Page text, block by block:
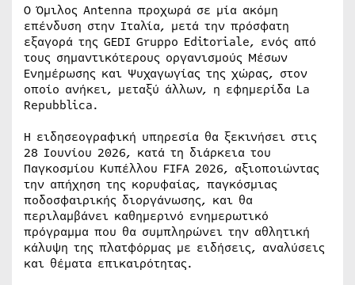
Ο Όμιλος Antenna προχωρά σε μία ακόμη
επένδυση στην Ιταλία, μετά την πρόσφατη
εξαγορά της GEDI Gruppo Editoriale, ενός από
τους σημαντικότερους οργανισμούς Μέσων
Ενημέρωσης και Ψυχαγωγίας της χώρας, στον
οποίο ανήκει, μεταξύ άλλων, η εφημερίδα La
Repubblica.
Η ειδησεογραφική υπηρεσία θα ξεκινήσει στις
28 Ιουνίου 2026, κατά τη διάρκεια του
Παγκοσμίου Κυπέλλου FIFA 2026, αξιοποιώντας
την απήχηση της κορυφαίας, παγκόσμιας
ποδοσφαιρικής διοργάνωσης, και θα
περιλαμβάνει καθημερινό ενημερωτικό
πρόγραμμα που θα συμπληρώνει την αθλητική
κάλυψη της πλατφόρμας με ειδήσεις, αναλύσεις
και θέματα επικαιρότητας.